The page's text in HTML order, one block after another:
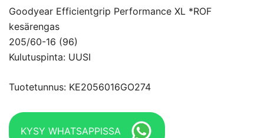
Goodyear Efficientgrip Performance XL *ROF
kesärengas
205/60-16 (96)
Kulutuspinta: UUSI
Tuotetunnus: KE2056016GO274
KYSY WHATSAPPISSA